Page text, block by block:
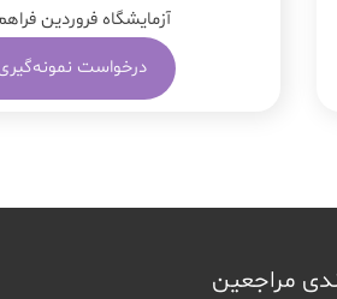
آزمایشگاه فروردین
درخواست
مراجعین